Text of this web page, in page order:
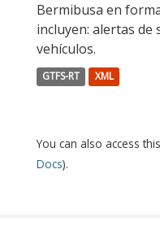
Bermibusa en
incluyen: alertas de
vehículos.
GTFS-RT XML
You can also access
Docs).